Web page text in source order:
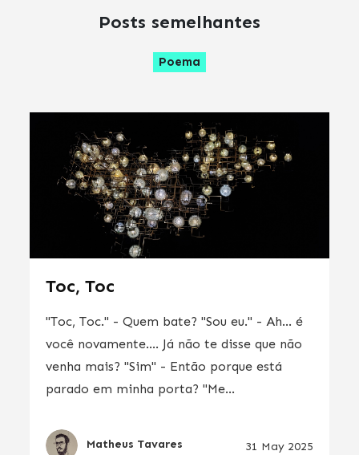
Posts semelhantes
Poema
Toc, Toc
"Toc, Toc." - Quem bate? "Sou eu." - Ah… é
você novamente…. Já não te disse que não
venha mais? "Sim" - Então porque está
parado em minha porta? "Me...
Matheus Tavares 31 May 2025